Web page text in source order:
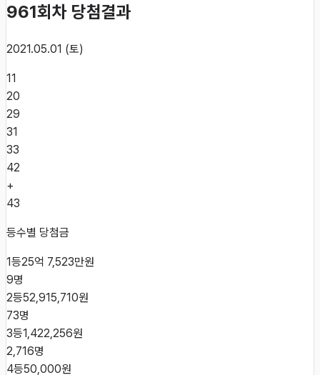
961회차 당첨결과
2021.05.01 (토)
11
20
29
31
33
42
+
43
등수별 당첨금
1등25억 7,523만원
9명
2등52,915,710원
73명
3등1,422,256원
2,716명
4등50,000원